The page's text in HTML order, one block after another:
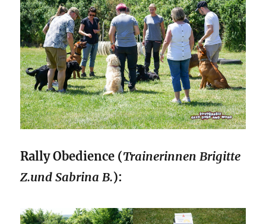
Rally Obedience (Trainerinnen Brigitte
Z.und Sabrina B.):